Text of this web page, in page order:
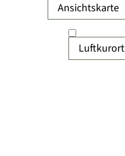
Ansichtskarte
Luftkurort